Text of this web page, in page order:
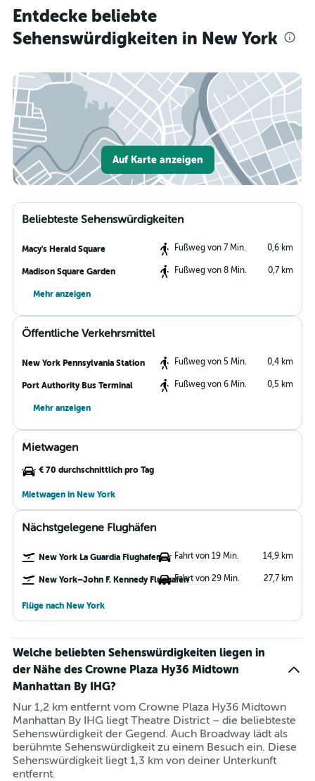
Entdecke beliebte
Sehenswürdigkeiten in New York
Auf Karte anzeigen
Beliebteste Sehenswürdigkeiten
Macy's Herald Square Fußweg von 7 Min. 0,6 km
Madison Square Garden Fußweg von 8 Min. 0,7 km
Mehr anzeigen
Öffentliche Verkehrsmittel
New York Pennsylvania Station Fußweg von 5 Min. 0,4 km
Port Authority Bus Terminal Fußweg von 6 Min. 0,5 km
Mehr anzeigen
Mietwagen
€ 70 durchschnittlich pro Tag
Mietwagen in New York
Nächstgelegene Flughäfen
New York La Guardia Flughafen Fahrt von 19 Min. 14,9 km
New York–John F. Kennedy FlughafenFahrt von 29 Min. 27,7 km
Flüge nach New York
Welche beliebten Sehenswürdigkeiten liegen in
der Nähe des Crowne Plaza Hy36 Midtown
Manhattan By IHG?
Nur 1,2 km entfernt vom Crowne Plaza Hy36 Midtown
Manhattan By IHG liegt Theatre District – die beliebteste
Sehenswürdigkeit der Gegend. Auch Broadway lädt als
berühmte Sehenswürdigkeit zu einem Besuch ein. Diese
Sehenswürdigkeit liegt 1,3 km von deiner Unterkunft
entfernt.